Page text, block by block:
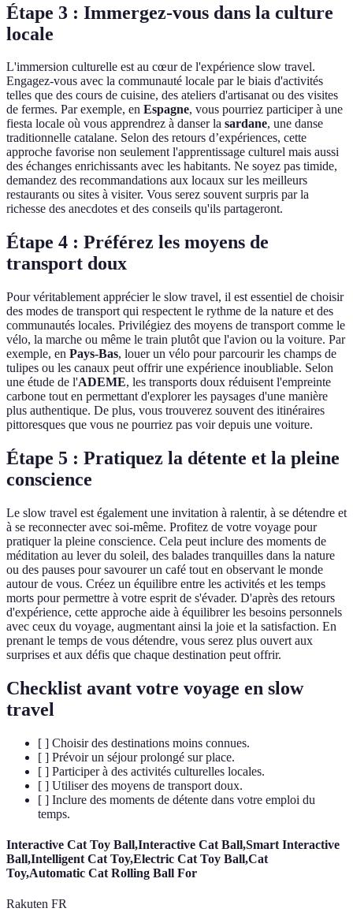
Étape 3 : Immergez-vous dans la culture
locale
L'immersion culturelle est au cœur de l'expérience slow travel.
Engagez-vous avec la communauté locale par le biais d'activités
telles que des cours de cuisine, des ateliers d'artisanat ou des visites
de fermes. Par exemple, en Espagne, vous pourriez participer à une
fiesta locale où vous apprendrez à danser la sardane, une danse
traditionnelle catalane. Selon des retours d’expériences, cette
approche favorise non seulement l'apprentissage culturel mais aussi
des échanges enrichissants avec les habitants. Ne soyez pas timide,
demandez des recommandations aux locaux sur les meilleurs
restaurants ou sites à visiter. Vous serez souvent surpris par la
richesse des anecdotes et des conseils qu'ils partageront.
Étape 4 : Préférez les moyens de
transport doux
Pour véritablement apprécier le slow travel, il est essentiel de choisir
des modes de transport qui respectent le rythme de la nature et des
communautés locales. Privilégiez des moyens de transport comme le
vélo, la marche ou même le train plutôt que l'avion ou la voiture. Par
exemple, en Pays-Bas, louer un vélo pour parcourir les champs de
tulipes ou les canaux peut offrir une expérience inoubliable. Selon
une étude de l'ADEME, les transports doux réduisent l'empreinte
carbone tout en permettant d'explorer les paysages d'une manière
plus authentique. De plus, vous trouverez souvent des itinéraires
pittoresques que vous ne pourriez pas voir depuis une voiture.
Étape 5 : Pratiquez la détente et la pleine
conscience
Le slow travel est également une invitation à ralentir, à se détendre et
à se reconnecter avec soi-même. Profitez de votre voyage pour
pratiquer la pleine conscience. Cela peut inclure des moments de
méditation au lever du soleil, des balades tranquilles dans la nature
ou des pauses pour savourer un café tout en observant le monde
autour de vous. Créez un équilibre entre les activités et les temps
morts pour permettre à votre esprit de s'évader. D'après des retours
d'expérience, cette approche aide à équilibrer les besoins personnels
avec ceux du voyage, augmentant ainsi la joie et la satisfaction. En
prenant le temps de vous détendre, vous serez plus ouvert aux
surprises et aux défis que chaque destination peut offrir.
Checklist avant votre voyage en slow
travel
[ ] Choisir des destinations moins connues.
[ ] Prévoir un séjour prolongé sur place.
[ ] Participer à des activités culturelles locales.
[ ] Utiliser des moyens de transport doux.
[ ] Inclure des moments de détente dans votre emploi du
temps.
Interactive Cat Toy Ball,Interactive Cat Ball,Smart Interactive
Ball,Intelligent Cat Toy,Electric Cat Toy Ball,Cat
Toy,Automatic Cat Rolling Ball For
Rakuten FR